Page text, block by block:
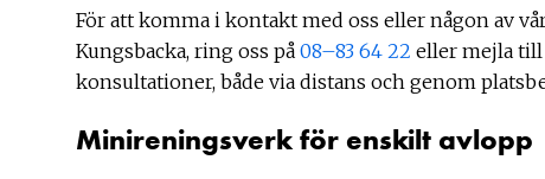
För att komma i kontakt med oss eller någon av
Kungsbacka, ring oss på 08–83 64 22 eller mejla till
konsultationer, både via distans och genom
Minireningsverk för enskilt avlopp